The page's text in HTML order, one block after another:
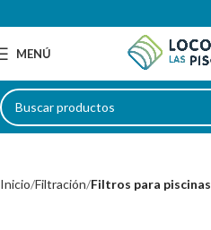
MENÚ
Inicio Filtración Filtros para piscinas